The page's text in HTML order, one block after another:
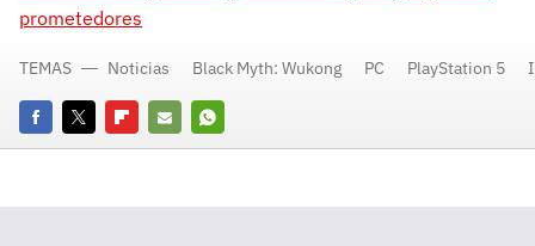
prometedores
FacebookTwitterFlipboard
E-
Whatsapp
TEMAS Noticias Black Myth: Wukong PC PlayStation 5